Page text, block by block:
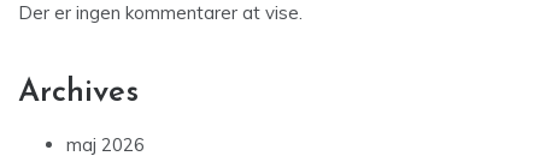
Der er ingen kommentarer at vise.
Archives
maj 2026